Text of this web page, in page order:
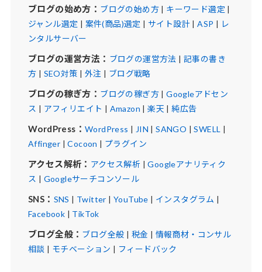
ブログの始め方： ブログの始め方| キーワード選定 |
ジャンル選定 | 案件(商品)選定 | サイト設計|ASP | レ
ンタルサーバー
ブログの運営方法： ブログの運営方法 | 記事の書き
方 | SEO対策 | 外注 | ブログ戦略
ブログの稼ぎ方： ブログの稼ぎ方|Googleアドセン
ス | アフィリエイト | Amazon |楽天 |純広告
WordPress： WordPress | JIN |SANGO |SWELL |
Affinger |Cocoon | プラグイン
アクセス解析： アクセス解析 |Googleアナリティク
ス | Googleサーチコンソール
SNS： SNS | Twitter | YouTube | インスタグラム |
Facebook | TikTok
ブログ全般： ブログ全般 | 税金 | 情報商材・コンサル
相談 | モチベーション | フィードバック